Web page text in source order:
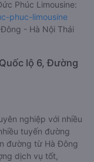
Phúc Limousine:
phuc-limousine
- Hà Nội Thái
lộ 6, Đường
nghiệp với nhiều
tuyến đường
đường từ Hà Đông
dịch vụ tốt,